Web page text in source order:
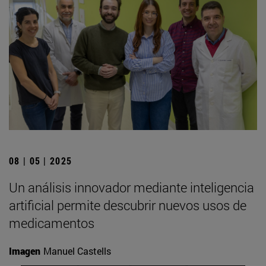
08 | 05 | 2025
Un análisis innovador mediante inteligencia
artificial permite descubrir nuevos usos de
medicamentos
Imagen Manuel Castells